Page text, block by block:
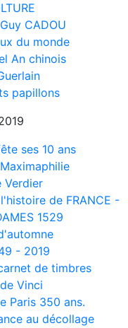
CADOU
du monde
An chinois
papillons
ses 10 ans
Verdier
de FRANCE -
1529
- 2019
de timbres
Vinci
Paris 350 ans.
au décollage